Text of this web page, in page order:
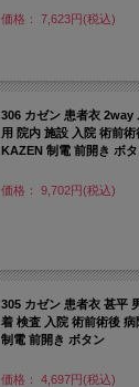
価格： 7,623円(税込)
306 カゼン 患者衣 2way
用 院内 施設 入院 術前
KAZEN 制電 前開き ボ
価格： 9,702円(税込)
305 カゼン 患者衣 甚平
着 検査 入院 術前術後
制電 前開き ボタン
価格： 4,697円(税込)